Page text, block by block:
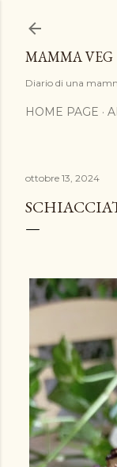
MAMMA VEG
Diario di una
HOME PAGE
ottobre 13, 2024